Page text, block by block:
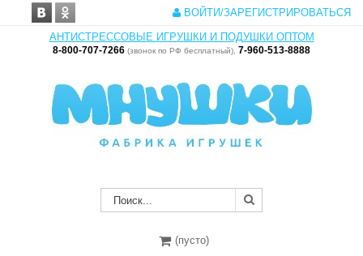
ВОЙТИ/ЗАРЕГИСТРИРОВАТЬСЯ
АНТИСТРЕССОВЫЕ ИГРУШКИ И ПОДУШКИ ОПТОМ
8-800-707-7266 (звонок по РФ бесплатный), 7-960-513-8888
(пусто)